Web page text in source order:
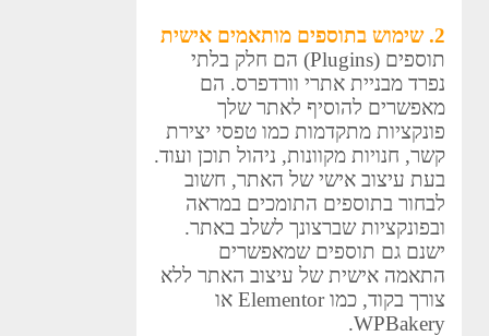
2. שימוש בתוספים מותאמים אישית
תוספים (Plugins) הם חלק בלתי
נפרד מבניית אתרי וורדפרס. הם
מאפשרים להוסיף לאתר שלך
פונקציות מתקדמות כמו טפסי יצירת
קשר, חנויות מקוונות, ניהול תוכן ועוד.
בעת עיצוב אישי של האתר, חשוב
לבחור בתוספים התומכים במראה
ובפונקציות שברצונך לשלב באתר.
ישנם גם תוספים שמאפשרים
התאמה אישית של עיצוב האתר ללא
צורך בקוד, כמו Elementor או
WPBakery.